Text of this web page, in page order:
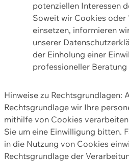
potenziellen Interessen
Soweit wir Cookies oder
einsetzen, informieren
unserer
der Einholung einer
professioneller Beratung
Hinweise zu Rechtsgrundlagen:
Rechtsgrundlage wir Ihre
mithilfe von Cookies
Sie um eine Einwilligung bitten.
in die Nutzung von Cookies
Rechtsgrundlage der